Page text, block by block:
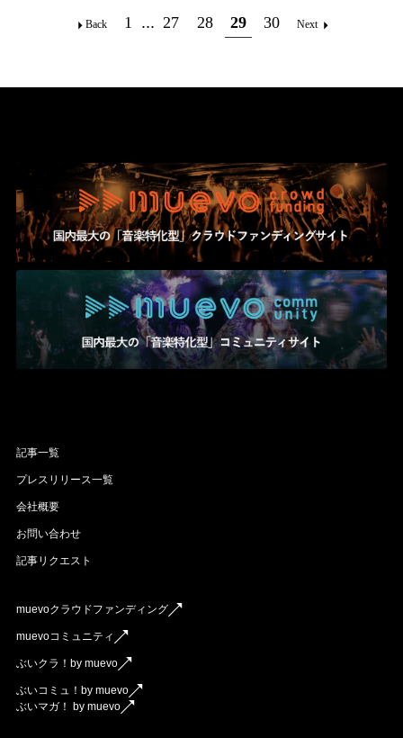
Back 1 ... 27 28 29 30 Next
記事一覧
プレスリリース一覧
会社概要
お問い合わせ
記事リクエスト
muevoクラウドファンディング
muevoコミュニティ
ぶいクラ！by muevo
ぶいコミュ！by muevo
ぶいマガ！ by muevo